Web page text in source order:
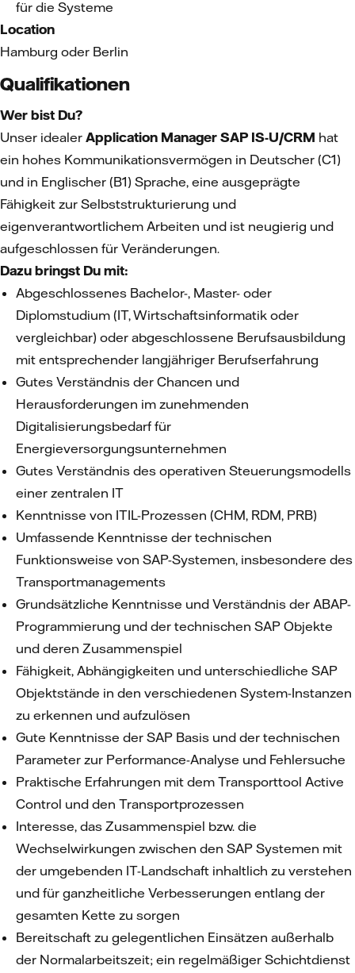
für die Systeme
Location
Hamburg oder Berlin
Qualifikationen
Wer bist Du?
Unser idealer Application Manager SAP IS-U/CRM hat
ein hohes Kommunikationsvermögen in Deutscher (C1)
und in Englischer (B1) Sprache, eine ausgeprägte
Fähigkeit zur Selbststrukturierung und
eigenverantwortlichem Arbeiten und ist neugierig und
aufgeschlossen für Veränderungen.
Dazu bringst Du mit:
Abgeschlossenes Bachelor-, Master- oder
Diplomstudium (IT, Wirtschaftsinformatik oder
vergleichbar) oder abgeschlossene Berufsausbildung
mit entsprechender langjähriger Berufserfahrung
Gutes Verständnis der Chancen und
Herausforderungen im zunehmenden
Digitalisierungsbedarf für
Energieversorgungsunternehmen
Gutes Verständnis des operativen Steuerungsmodells
einer zentralen IT
Kenntnisse von ITIL-Prozessen (CHM, RDM, PRB)
Umfassende Kenntnisse der technischen
Funktionsweise von SAP-Systemen, insbesondere des
Transportmanagements
Grundsätzliche Kenntnisse und Verständnis der ABAP-
Programmierung und der technischen SAP Objekte
und deren Zusammenspiel
Fähigkeit, Abhängigkeiten und unterschiedliche SAP
Objektstände in den verschiedenen System-Instanzen
zu erkennen und aufzulösen
Gute Kenntnisse der SAP Basis und der technischen
Parameter zur Performance-Analyse und Fehlersuche
Praktische Erfahrungen mit dem Transporttool Active
Control und den Transportprozessen
Interesse, das Zusammenspiel bzw. die
Wechselwirkungen zwischen den SAP Systemen mit
der umgebenden IT-Landschaft inhaltlich zu verstehen
und für ganzheitliche Verbesserungen entlang der
gesamten Kette zu sorgen
Bereitschaft zu gelegentlichen Einsätzen außerhalb
der Normalarbeitszeit; ein regelmäßiger Schichtdienst